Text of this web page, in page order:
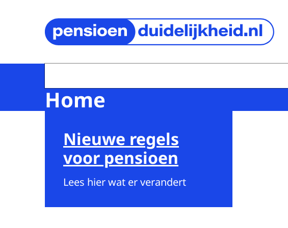
Home
Nieuwe regels
voor pensioen
Lees hier wat er verandert